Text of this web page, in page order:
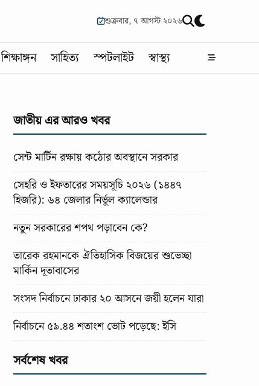
শুক্রবার, ৭ আগস্ট ২০২৬
শিক্ষাঙ্গন সাহিত্য স্পটলাইট স্বাস্থ্য
জাতীয় এর আরও খবর
সেন্ট মার্টিন রক্ষায় কঠোর অবস্থানে সরকার
সেহরি ও ইফতারের সময়সূচি ২০২৬ (১৪৪৭
হিজরি): ৬৪ জেলার নির্ভুল ক্যালেন্ডার
নতুন সরকারের শপথ পড়াবেন কে?
তারেক রহমানকে ঐতিহাসিক বিজয়ের শুভেচ্ছা
মার্কিন দূতাবাসের
সংসদ নির্বাচনে ঢাকার ২০ আসনে জয়ী হলেন যারা
নির্বাচনে ৫৯.৪৪ শতাংশ ভোট পড়েছে: ইসি
সর্বশেষ খবর